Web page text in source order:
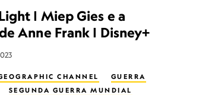
| Miep Gies e a
Anne Frank | Disney+
CHANNEL
GUERRA
SEGUNDA GUERRA MUNDIAL